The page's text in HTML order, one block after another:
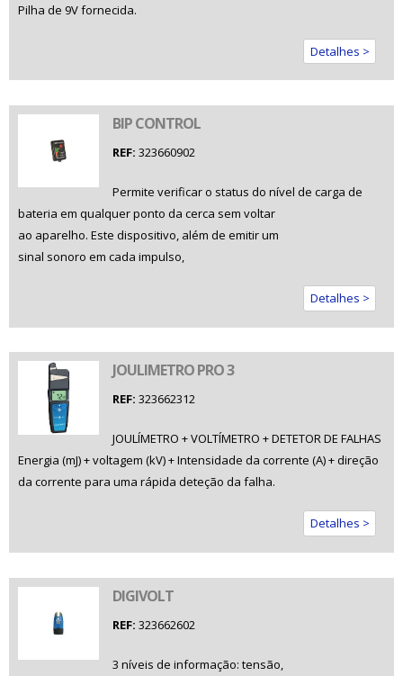
Pilha de 9V fornecida.
Detalhes >
BIP CONTROL
REF: 323660902
Permite verificar o status do nível de carga de
bateria em qualquer ponto da cerca sem voltar
ao aparelho. Este dispositivo, além de emitir um
sinal sonoro em cada impulso,
Detalhes >
JOULIMETRO PRO 3
REF: 323662312
JOULÍMETRO + VOLTÍMETRO + DETETOR DE FALHAS
Energia (mJ) + voltagem (kV) + Intensidade da corrente (A) + direção
da corrente para uma rápida deteção da falha.
Detalhes >
DIGIVOLT
REF: 323662602
3 níveis de informação: tensão,